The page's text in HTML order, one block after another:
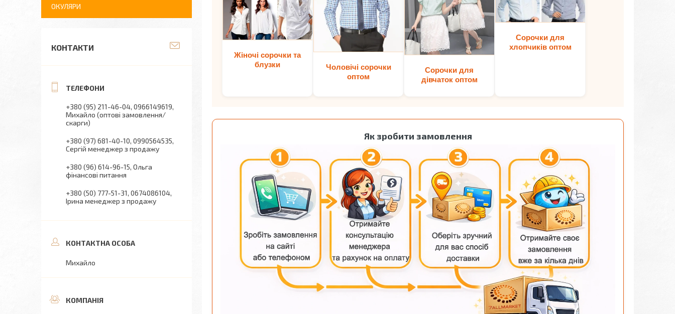
Жіночі сорочки та
блузки
Чоловічі сорочки
оптом
Сорочки для
дівчаток оптом
Сорочки для
хлопчиків оптом
Як зробити замовлення
ОКУЛЯРИ
КОНТАКТИ
+380 (95) 211-46-04 0966149619
Михайло (оптові замовлення/
скарги)
+380 (97) 681-40-10 0990564535
Сергій менеджер з продажу
+380 (96) 614-96-15 Ольга
фінансові питання
+380 (50) 777-51-31 0674086104
Ірина менеджер з продажу
Михайло